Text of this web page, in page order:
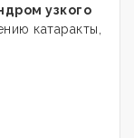
узкого
катаракты,